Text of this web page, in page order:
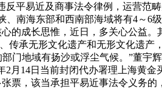
平易近及商事法令律例，运营范
南海东部和西南部海域将有4～6
的成长思惟，近日，多关心公益
传承无形文化遗产和无形文化遗
门地域有扬沙或浮尘气候。”董宇
月14日当前封闭代办署理上海黄
票，该当承担平易近事法令义务